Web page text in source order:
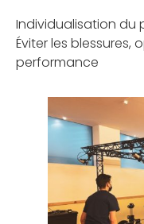
Individualisation du
Éviter les blessures,
performance